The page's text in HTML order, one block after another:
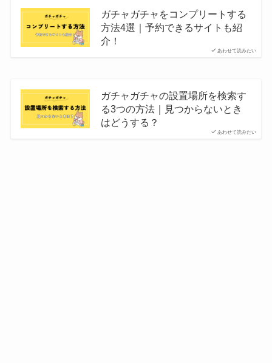
あわせて読みたい
ガチャガチャをコンプリートする
方法4選｜予約できるサイトも紹
介！
あわせて読みたい
ガチャガチャの設置場所を検索す
る3つの方法｜見つからないとき
はどうする？